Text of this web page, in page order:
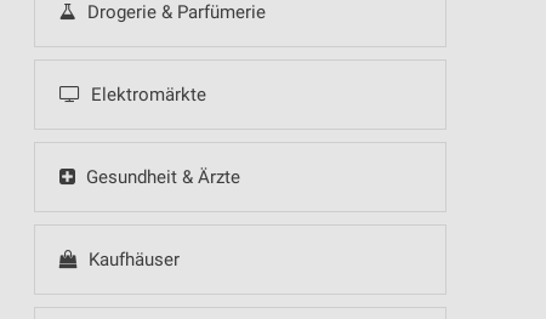
Drogerie & Parfümerie
Elektromärkte
Gesundheit & Ärzte
Kaufhäuser